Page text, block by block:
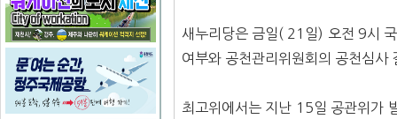
새누리당은 금일( 21일) 오전 9시
여부와 공천관리위원회의 공천심사
최고위에서는 지난 15일 공관위가